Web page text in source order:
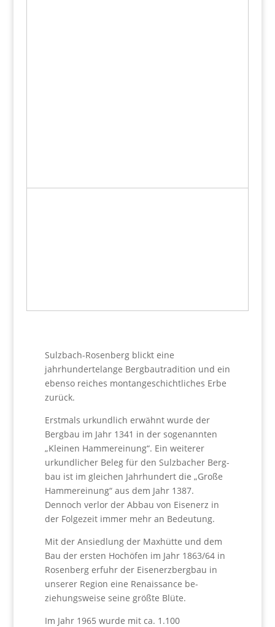
Sulzbach-Rosenberg blickt eine
jahrhundertelange Bergbautradition und ein
ebenso reiches montange­schichtliches Erbe
zurück.
Erstmals urkundlich erwähnt wurde der
Bergbau im Jahr 1341 in der sogenannten
„Kleinen Hammereinung“. Ein weiterer
urkundlicher Beleg für den Sulzbacher Berg­
bau ist im gleichen Jahrhundert die „Große
Hammerei­nung“ aus dem Jahr 1387.
Dennoch verlor der Abbau von Eisenerz in
der Folgezeit immer mehr an Bedeutung.
Mit der Ansiedlung der Maxhütte und dem
Bau der er­sten Hochöfen im Jahr 1863/64 in
Rosenberg erfuhr der Eisenerzbergbau in
unserer Region eine Renaissance be­
ziehungsweise seine größte Blüte.
Im Jahr 1965 wurde mit ca. 1.100